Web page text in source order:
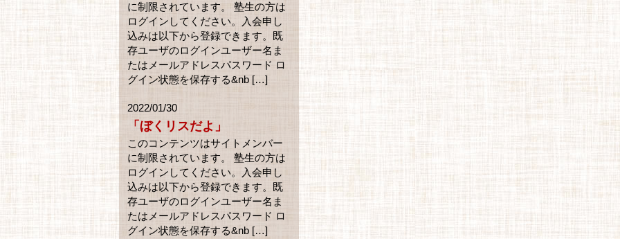
に制限されています。 塾生の方は
ログインしてください。入会申し
込みは以下から登録できます。既
存ユーザのログインユーザー名ま
たはメールアドレスパスワード ロ
グイン状態を保存する&nb […]
2022/01/30
「ぼくリスだよ」
このコンテンツはサイトメンバー
に制限されています。 塾生の方は
ログインしてください。入会申し
込みは以下から登録できます。既
存ユーザのログインユーザー名ま
たはメールアドレスパスワード ロ
グイン状態を保存する&nb […]